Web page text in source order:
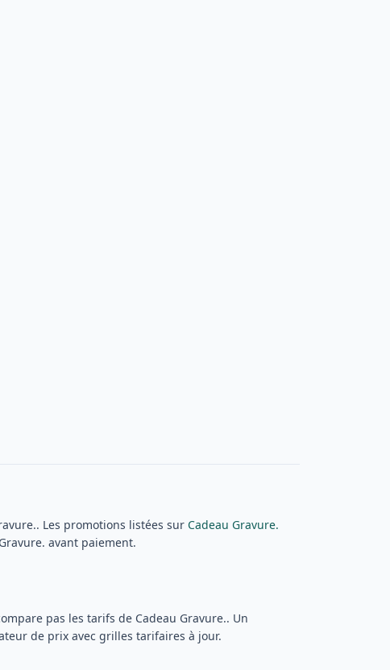
Les promotions listées sur Cadeau Gravure.
avant paiement.
pas les tarifs de Cadeau Gravure.. Un
de prix avec grilles tarifaires à jour.